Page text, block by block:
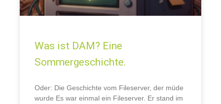
Was ist DAM? Eine
Sommergeschichte.
Oder: Die Geschichte vom Fileserver, der müde
wurde Es war einmal ein Fileserver. Er stand im